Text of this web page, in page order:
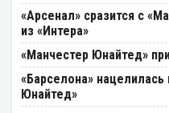
«Арсенал» сразится с
из «Интера»
«Манчестер Юнайтед»
«Барселона»
Юнайтед»